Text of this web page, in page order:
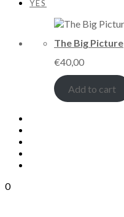
YES
The Big Picture
€40,00
Add to cart
0